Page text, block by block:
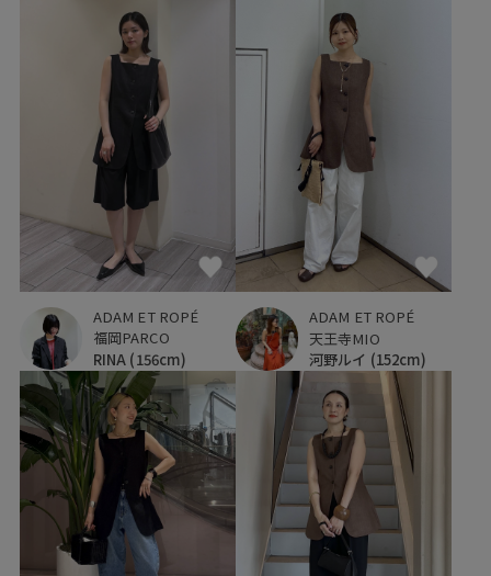
ADAM ET ROPÉ
福岡PARCO
RINA (156cm)
ADAM ET ROPÉ
天王寺MIO
河野ルイ (152cm)